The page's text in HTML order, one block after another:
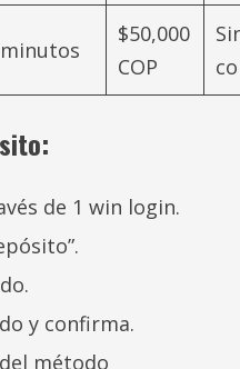
$50,000
COP
de 1 win login.
y confirma.
método